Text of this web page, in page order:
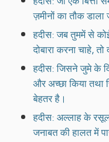
ज़मीनों का तौक डाला
हदीस: जब तुममें से
दोबारा करना चाहे,
हदीस: जिसने जुमे के
और अच्छा किया तथा
बेहतर है।
हदीस: अल्लाह के
जनाबत की हालत में